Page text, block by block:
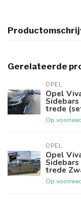
Gerelateerde
OPEL
Opel
Sidebars
trede
Op
OPEL
Opel
Sidebars
trede
Op